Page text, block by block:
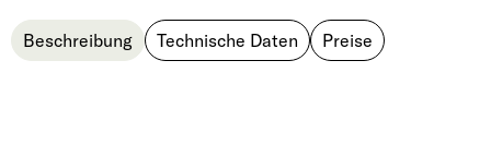
Beschreibung Technische Daten Preise